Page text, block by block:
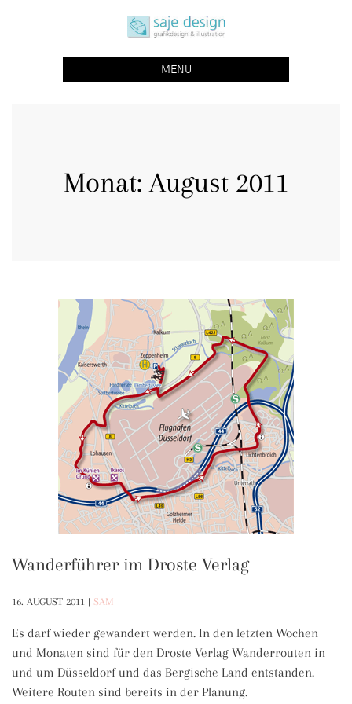
saje design bonn
grafikdesign | buchgestaltung | illustration
MENU
Monat: August 2011
Wanderführer im Droste Verlag
16. AUGUST 2011 | SAM
Es darf wieder gewandert werden. In den letzten Wochen
und Monaten sind für den Droste Verlag Wanderrouten in
und um Düsseldorf und das Bergische Land entstanden.
Weitere Routen sind bereits in der Planung.